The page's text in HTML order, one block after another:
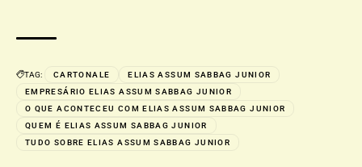
TAG: CARTONALE
ELIAS ASSUM SABBAG JUNIOR
EMPRESÁRIO ELIAS ASSUM SABBAG JUNIOR
O QUE ACONTECEU COM ELIAS ASSUM SABBAG JUNIOR
QUEM É ELIAS ASSUM SABBAG JUNIOR
TUDO SOBRE ELIAS ASSUM SABBAG JUNIOR